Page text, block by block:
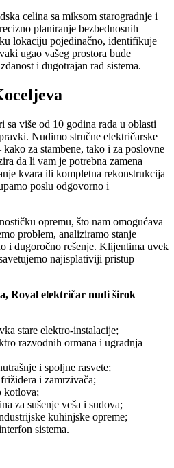
celina sa miksom starogradnje i
planiranje bezbednosnih
lokaciju pojedinačno, identifikuje
ugao vašeg prostora bude
i dugotrajan rad sistema.
sa više od 10 godina rada u oblasti
Nudimo stručne električarske
za stambene, tako i za poslovne
da li vam je potrebna zamena
kvara ili kompletna rekonstrukcija
poslu odgovorno i
opremu, što nam omogućava
problem, analiziramo stanje
i dugoročno rešenje. Klijentima uvek
najisplativiji pristup
Royal električar nudi širok
stare elektro-instalacije;
razvodnih ormana i ugradnja
i spoljne rasvete;
i zamrzivača;
kotlova;
za sušenje veša i sudova;
kuhinjske opreme;
sistema.